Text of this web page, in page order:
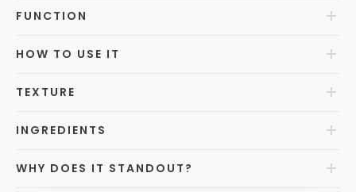
FUNCTION
HOW TO USE IT
TEXTURE
INGREDIENTS
WHY DOES IT STANDOUT?